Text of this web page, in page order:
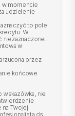
w momencie
udzielenie
to pole
W
w
przez
końcowe
wskazówka, nie
Twojej
ds.